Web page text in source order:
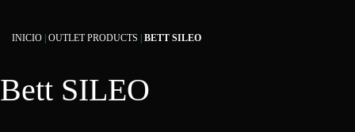
INICIO OUTLET PRODUCTS BETT SILEO
Bett SILEO